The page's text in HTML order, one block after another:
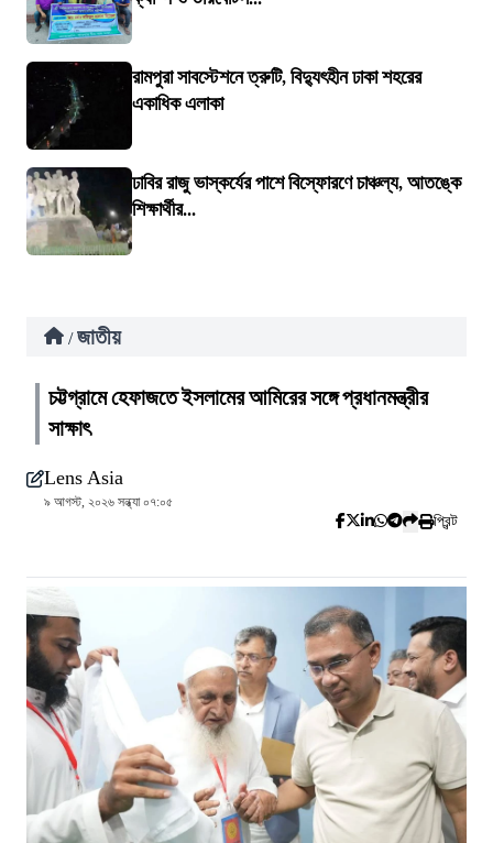
রামপুরা সাবস্টেশনে ত্রুটি, বিদ্যুৎহীন ঢাকা শহরের
একাধিক এলাকা
ঢাবির রাজু ভাস্কর্যের পাশে বিস্ফোরণে চাঞ্চল্য, আতঙ্কে
শিক্ষার্থীর...
/ জাতীয়
চট্টগ্রামে হেফাজতে ইসলামের আমিরের সঙ্গে প্রধানমন্ত্রীর
সাক্ষাৎ
Lens Asia
৯ আগস্ট, ২০২৬ সন্ধ্যা ০৭:০৫
প্রিন্ট